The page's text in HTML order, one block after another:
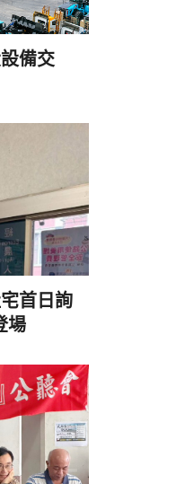
備交
首日詢
場